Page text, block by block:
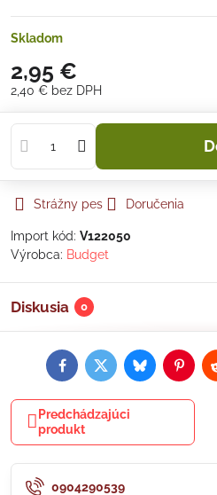
Skladom
2,95 €
2,40 € bez DPH
Strážny pes Doručenia
Import kód: V122050
Výrobca: Budget
Diskusia 0
FacebookTwitterBluesky
Predchádzajúci
produkt
0904290539